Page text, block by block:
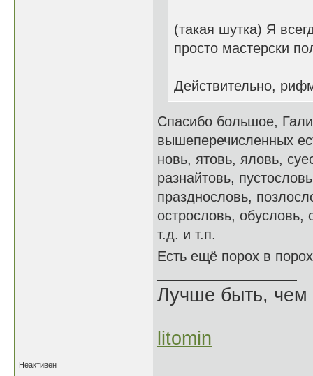
(такая шутка) Я
просто мастерски
Действительно,
Спасибо большое,
вышеперечисленных
новь, ятовь, яловь,
разнайтовь,
празднословь,
острословь, обусловь,
т.д. и т.п.
Есть ещё порох в
Лучше быть, чем
litomin
Неактивен